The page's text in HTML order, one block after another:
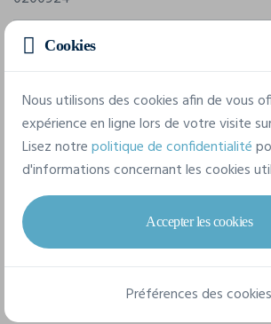
Composition
100 % polyester recyclé, laminé avec
6 tailles disponibles
36/S 38/M 40/L 42/XL
34/XS
Cookies
Nous utilisons des cookies afin de vous
expérience en ligne lors de votre visite
Lisez notrepolitique de confidentialité
d'informations concernant les cookies
Accepter les cookies
Préférences des cookies